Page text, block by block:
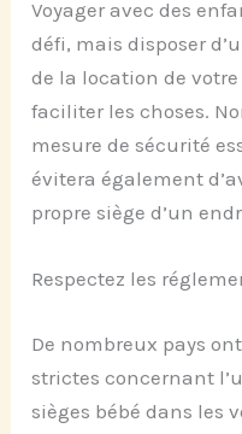
Voyager avec des
défi, mais disposer
de la location de
faciliter les choses.
mesure de sécurité
évitera également
propre siège d’un
Respectez les
De nombreux pays
strictes concernant
sièges bébé dans les